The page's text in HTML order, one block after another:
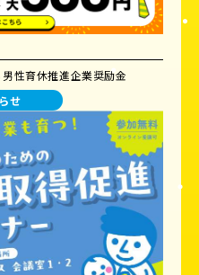
性育休推進企業奨励金
せ